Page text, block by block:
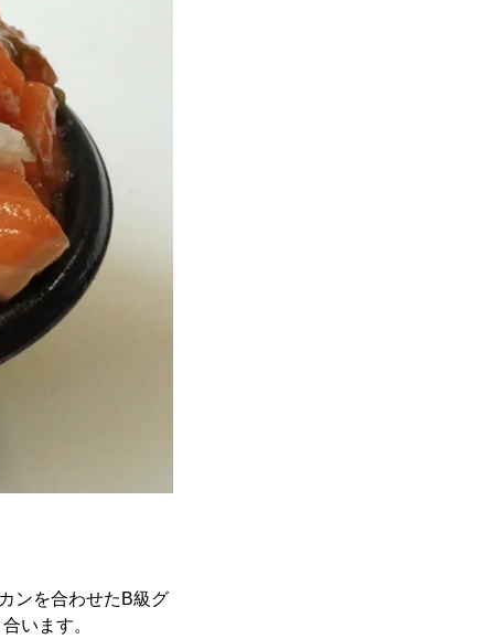
ンを合わせたB級グ
います。